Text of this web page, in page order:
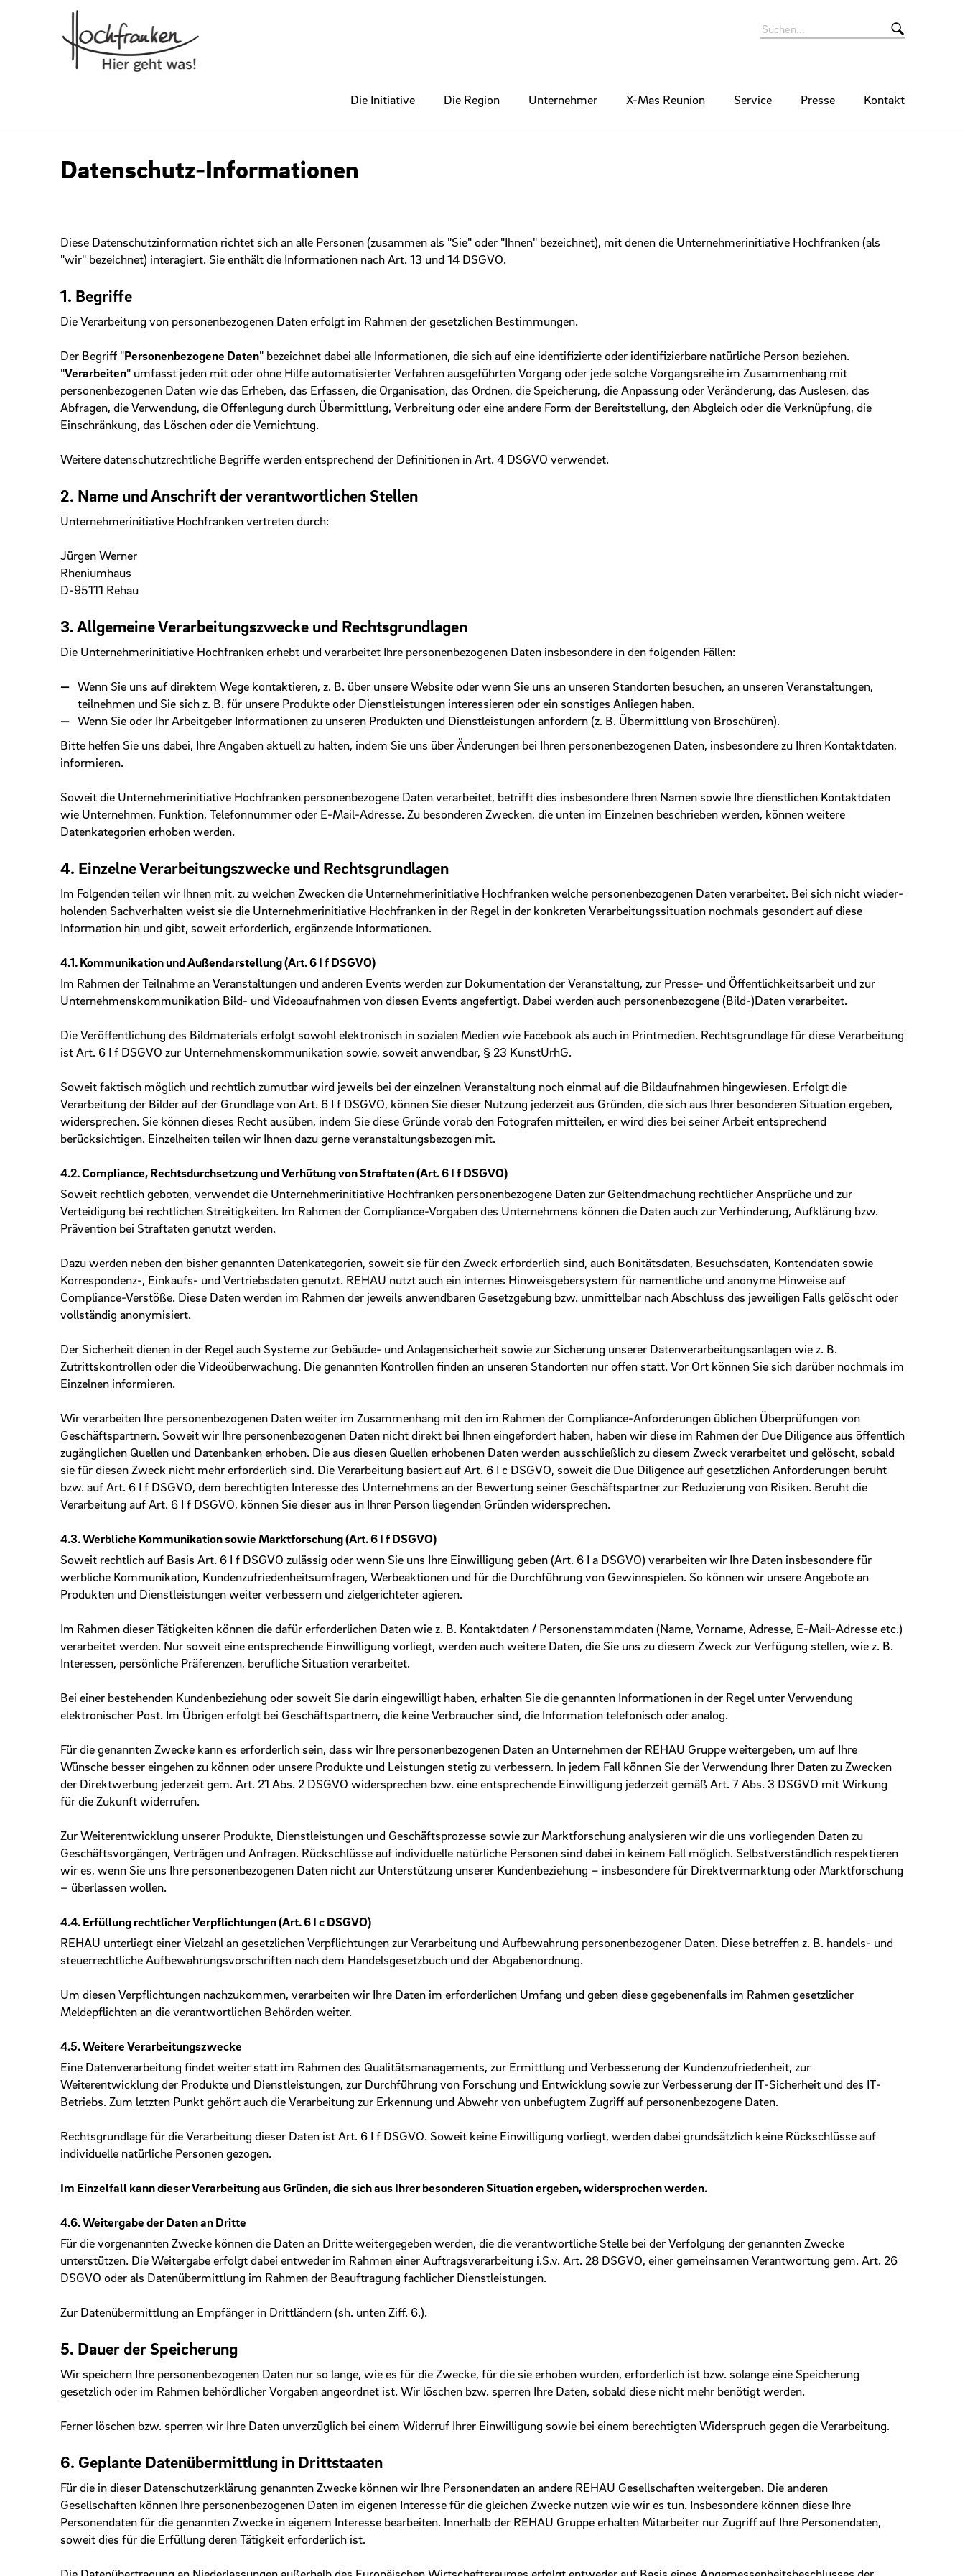
Die Initiative Die Region Unternehmer X-Mas Reunion Service Presse Kontakt
Datenschutz-Informationen
Diese Datenschutzinformation richtet sich an alle Personen (zusammen als "Sie" oder "Ihnen" bezeichnet), mit denen die Unternehmerinitiative Hochfranken (als
"wir" bezeichnet) interagiert. Sie enthält die Informationen nach Art. 13 und 14 DSGVO.
1. Begriffe
Die Verarbeitung von personenbezogenen Daten erfolgt im Rahmen der gesetzlichen Bestimmungen.
Der Begriff "Personenbezogene Daten" bezeichnet dabei alle Informationen, die sich auf eine identifizierte oder identifizierbare natürliche Person beziehen.
"Verarbeiten" umfasst jeden mit oder ohne Hilfe automatisierter Verfahren ausgeführten Vorgang oder jede solche Vorgangsreihe im Zusammenhang mit
personenbezogenen Daten wie das Erheben, das Erfassen, die Organisation, das Ordnen, die Speicherung, die Anpassung oder Veränderung, das Auslesen, das
Abfragen, die Verwendung, die Offenlegung durch Übermittlung, Verbreitung oder eine andere Form der Bereitstellung, den Abgleich oder die Verknüpfung, die
Einschränkung, das Löschen oder die Vernichtung.
Weitere datenschutzrechtliche Begriffe werden entsprechend der Definitionen in Art. 4 DSGVO verwendet.
2. Name und Anschrift der verantwortlichen Stellen
Unternehmerinitiative Hochfranken vertreten durch:
Jürgen Werner
Rheniumhaus
D-95111 Rehau
3. Allgemeine Verarbeitungszwecke und Rechtsgrundlagen
Die Unternehmerinitiative Hochfranken erhebt und verarbeitet Ihre personenbezogenen Daten insbesondere in den folgenden Fällen:
Wenn Sie uns auf direktem Wege kontaktieren, z. B. über unsere Website oder wenn Sie uns an unseren Standorten besuchen, an unseren Veranstaltungen,
teilnehmen und Sie sich z. B. für unsere Produkte oder Dienstleistungen interessieren oder ein sonstiges Anliegen haben.
Wenn Sie oder Ihr Arbeitgeber Informationen zu unseren Produkten und Dienstleistungen anfordern (z. B. Übermittlung von Broschüren).
Bitte helfen Sie uns dabei, Ihre Angaben aktuell zu halten, indem Sie uns über Änderungen bei Ihren personenbezogenen Daten, insbesondere zu Ihren Kontaktdaten,
informieren.
Soweit die Unternehmerinitiative Hochfranken personenbezogene Daten verarbeitet, betrifft dies insbesondere Ihren Namen sowie Ihre dienstlichen Kontaktdaten
wie Unternehmen, Funktion, Telefonnummer oder E-Mail-Adresse. Zu besonderen Zwecken, die unten im Einzelnen beschrieben werden, können weitere
Datenkategorien erhoben werden.
4. Einzelne Verarbeitungszwecke und Rechtsgrundlagen
Im Folgenden teilen wir Ihnen mit, zu welchen Zwecken die Unternehmerinitiative Hochfranken welche personen­bezogenen Daten verarbeitet. Bei sich nicht wieder­
holenden Sachverhalten weist sie die Unternehmerinitiative Hochfranken in der Regel in der konkreten Verarbeitungs­situation nochmals gesondert auf diese
Information hin und gibt, soweit erforderlich, ergänzende Informationen.
4.1. Kommunikation und Außendarstellung (Art. 6 I f DSGVO)
Im Rahmen der Teilnahme an Veranstaltungen und anderen Events werden zur Dokumentation der Veranstaltung, zur Presse- und Öffentlichkeitsarbeit und zur
Unternehmenskommunikation Bild- und Videoaufnahmen von diesen Events angefertigt. Dabei werden auch personenbezogene (Bild-)Daten verarbeitet.
Die Veröffentlichung des Bildmaterials erfolgt sowohl elektronisch in sozialen Medien wie Facebook als auch in Printmedien. Rechtsgrundlage für diese Verarbeitung
ist Art. 6 I f DSGVO zur Unternehmens­kommunikation sowie, soweit anwendbar, § 23 KunstUrhG.
Soweit faktisch möglich und rechtlich zumutbar wird jeweils bei der einzelnen Veranstaltung noch einmal auf die Bildaufnahmen hingewiesen. Erfolgt die
Verarbeitung der Bilder auf der Grundlage von Art. 6 I f DSGVO, können Sie dieser Nutzung jederzeit aus Gründen, die sich aus Ihrer besonderen Situation ergeben,
widersprechen. Sie können dieses Recht ausüben, indem Sie diese Gründe vorab den Fotografen mitteilen, er wird dies bei seiner Arbeit entsprechend
berücksichtigen. Einzelheiten teilen wir Ihnen dazu gerne veranstaltungs­bezogen mit.
4.2. Compliance, Rechtsdurchsetzung und Verhütung von Straftaten (Art. 6 I f DSGVO)
Soweit rechtlich geboten, verwendet die Unternehmerinitiative Hochfranken personenbezogene Daten zur Geltendmachung rechtlicher Ansprüche und zur
Verteidigung bei rechtlichen Streitigkeiten. Im Rahmen der Compliance-Vorgaben des Unternehmens können die Daten auch zur Verhinderung, Aufklärung bzw.
Prävention bei Straftaten genutzt werden.
Dazu werden neben den bisher genannten Datenkategorien, soweit sie für den Zweck erforderlich sind, auch Bonitätsdaten, Besuchsdaten, Kontendaten sowie
Korrespondenz-, Einkaufs- und Vertriebsdaten genutzt. REHAU nutzt auch ein internes Hinweisgebersystem für namentliche und anonyme Hinweise auf
Compliance-Verstöße. Diese Daten werden im Rahmen der jeweils anwendbaren Gesetzgebung bzw. unmittelbar nach Abschluss des jeweiligen Falls gelöscht oder
vollständig anonymisiert.
Der Sicherheit dienen in der Regel auch Systeme zur Gebäude- und Anlagensicherheit sowie zur Sicherung unserer Datenverarbeitungs­anlagen wie z. B.
Zutrittskontrollen oder die Videoüberwachung. Die genannten Kontrollen finden an unseren Standorten nur offen statt. Vor Ort können Sie sich darüber nochmals im
Einzelnen informieren.
Wir verarbeiten Ihre personenbezogenen Daten weiter im Zusammenhang mit den im Rahmen der Compliance-Anforderungen üblichen Überprüfungen von
Geschäftspartnern. Soweit wir Ihre personenbezogenen Daten nicht direkt bei Ihnen eingefordert haben, haben wir diese im Rahmen der Due Diligence aus öffentlich
zugänglichen Quellen und Datenbanken erhoben. Die aus diesen Quellen erhobenen Daten werden ausschließlich zu diesem Zweck verarbeitet und gelöscht, sobald
sie für diesen Zweck nicht mehr erforderlich sind. Die Verarbeitung basiert auf Art. 6 I c DSGVO, soweit die Due Diligence auf gesetzlichen Anforderungen beruht
bzw. auf Art. 6 I f DSGVO, dem berechtigten Interesse des Unternehmens an der Bewertung seiner Geschäftspartner zur Reduzierung von Risiken. Beruht die
Verarbeitung auf Art. 6 I f DSGVO, können Sie dieser aus in Ihrer Person liegenden Gründen widersprechen.
4.3. Werbliche Kommunikation sowie Marktforschung (Art. 6 I f DSGVO)
Soweit rechtlich auf Basis Art. 6 I f DSGVO zulässig oder wenn Sie uns Ihre Einwilligung geben (Art. 6 I a DSGVO) verarbeiten wir Ihre Daten insbesondere für
werbliche Kommunikation, Kundenzufriedenheits­umfragen, Werbeaktionen und für die Durchführung von Gewinnspielen. So können wir unsere Angebote an
Produkten und Dienstleistungen weiter verbessern und zielgerichteter agieren.
Im Rahmen dieser Tätigkeiten können die dafür erforderlichen Daten wie z. B. Kontaktdaten / Personenstammdaten (Name, Vorname, Adresse, E-Mail-Adresse etc.)
verarbeitet werden. Nur soweit eine entsprechende Einwilligung vorliegt, werden auch weitere Daten, die Sie uns zu diesem Zweck zur Verfügung stellen, wie z. B.
Interessen, persönliche Präferenzen, berufliche Situation verarbeitet.
Bei einer bestehenden Kundenbeziehung oder soweit Sie darin eingewilligt haben, erhalten Sie die genannten Informationen in der Regel unter Verwendung
elektronischer Post. Im Übrigen erfolgt bei Geschäftspartnern, die keine Verbraucher sind, die Information telefonisch oder analog.
Für die genannten Zwecke kann es erforderlich sein, dass wir Ihre personenbezogenen Daten an Unternehmen der REHAU Gruppe weitergeben, um auf Ihre
Wünsche besser eingehen zu können oder unsere Produkte und Leistungen stetig zu verbessern. In jedem Fall können Sie der Verwendung Ihrer Daten zu Zwecken
der Direktwerbung jederzeit gem. Art. 21 Abs. 2 DSGVO widersprechen bzw. eine entsprechende Einwilligung jederzeit gemäß Art. 7 Abs. 3 DSGVO mit Wirkung
für die Zukunft widerrufen.
Zur Weiterentwicklung unserer Produkte, Dienstleistungen und Geschäftsprozesse sowie zur Marktforschung analysieren wir die uns vorliegenden Daten zu
Geschäftsvorgängen, Verträgen und Anfragen. Rückschlüsse auf individuelle natürliche Personen sind dabei in keinem Fall möglich. Selbstverständlich respektieren
wir es, wenn Sie uns Ihre personenbezogenen Daten nicht zur Unterstützung unserer Kundenbeziehung – insbesondere für Direktvermarktung oder Marktforschung
– überlassen wollen.
4.4. Erfüllung rechtlicher Verpflichtungen (Art. 6 I c DSGVO)
REHAU unterliegt einer Vielzahl an gesetzlichen Verpflichtungen zur Verarbeitung und Aufbewahrung personen­bezogener Daten. Diese betreffen z. B. handels- und
steuerrechtliche Aufbewahrungs­vorschriften nach dem Handelsgesetzbuch und der Abgabenordnung.
Um diesen Verpflichtungen nachzukommen, verarbeiten wir Ihre Daten im erforderlichen Umfang und geben diese gegebenenfalls im Rahmen gesetzlicher
Meldepflichten an die verantwortlichen Behörden weiter.
4.5. Weitere Verarbeitungszwecke
Eine Datenverarbeitung findet weiter statt im Rahmen des Qualitätsmanagements, zur Ermittlung und Verbesserung der Kundenzufriedenheit, zur
Weiterentwicklung der Produkte und Dienstleistungen, zur Durchführung von Forschung und Entwicklung sowie zur Verbesserung der IT-Sicherheit und des IT-
Betriebs. Zum letzten Punkt gehört auch die Verarbeitung zur Erkennung und Abwehr von unbefugtem Zugriff auf personenbezogene Daten.
Rechtsgrundlage für die Verarbeitung dieser Daten ist Art. 6 I f DSGVO. Soweit keine Einwilligung vorliegt, werden dabei grundsätzlich keine Rückschlüsse auf
individuelle natürliche Personen gezogen.
Im Einzelfall kann dieser Verarbeitung aus Gründen, die sich aus Ihrer besonderen Situation ergeben, widersprochen werden.
4.6. Weitergabe der Daten an Dritte
Für die vorgenannten Zwecke können die Daten an Dritte weitergegeben werden, die die verantwortliche Stelle bei der Verfolgung der genannten Zwecke
unterstützen. Die Weitergabe erfolgt dabei entweder im Rahmen einer Auftragsverarbeitung i.S.v. Art. 28 DSGVO, einer gemeinsamen Verantwortung gem. Art. 26
DSGVO oder als Datenübermittlung im Rahmen der Beauftragung fachlicher Dienstleistungen.
Zur Datenübermittlung an Empfänger in Drittländern (sh. unten Ziff. 6.).
5. Dauer der Speicherung
Wir speichern Ihre personenbezogenen Daten nur so lange, wie es für die Zwecke, für die sie erhoben wurden, erforderlich ist bzw. solange eine Speicherung
gesetzlich oder im Rahmen behördlicher Vorgaben angeordnet ist. Wir löschen bzw. sperren Ihre Daten, sobald diese nicht mehr benötigt werden.
Ferner löschen bzw. sperren wir Ihre Daten unverzüglich bei einem Widerruf Ihrer Einwilligung sowie bei einem berechtigten Widerspruch gegen die Verarbeitung.
6. Geplante Datenübermittlung in Drittstaaten
Für die in dieser Datenschutzerklärung genannten Zwecke können wir Ihre Personendaten an andere REHAU Gesellschaften weitergeben. Die anderen
Gesellschaften können Ihre personen­bezogenen Daten im eigenen Interesse für die gleichen Zwecke nutzen wie wir es tun. Insbesondere können diese Ihre
Personendaten für die genannten Zwecke in eigenem Interesse bearbeiten. Innerhalb der REHAU Gruppe erhalten Mitarbeiter nur Zugriff auf Ihre Personendaten,
soweit dies für die Erfüllung deren Tätigkeit erforderlich ist.